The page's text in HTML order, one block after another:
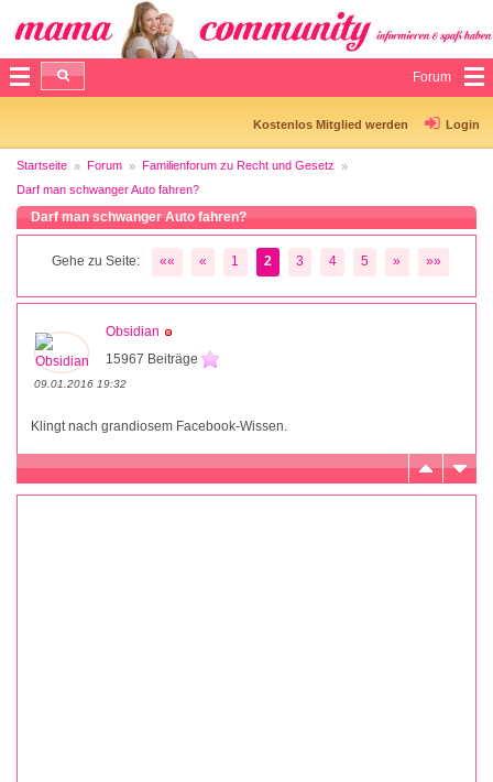
Forum
Kostenlos Mitglied werden Login
Startseite Forum
Familienforum zu Recht und Gesetz
Darf man schwanger Auto fahren?
Darf man schwanger Auto fahren?
Gehe zu Seite: «« « 1 2 3 4 5 » »»
Obsidian
15967 Beiträge
09.01.2016 19:32
Klingt nach grandiosem Facebook-Wissen.